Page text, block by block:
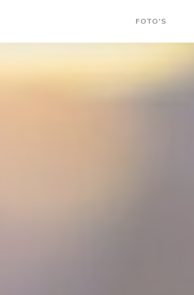
FOTO'S